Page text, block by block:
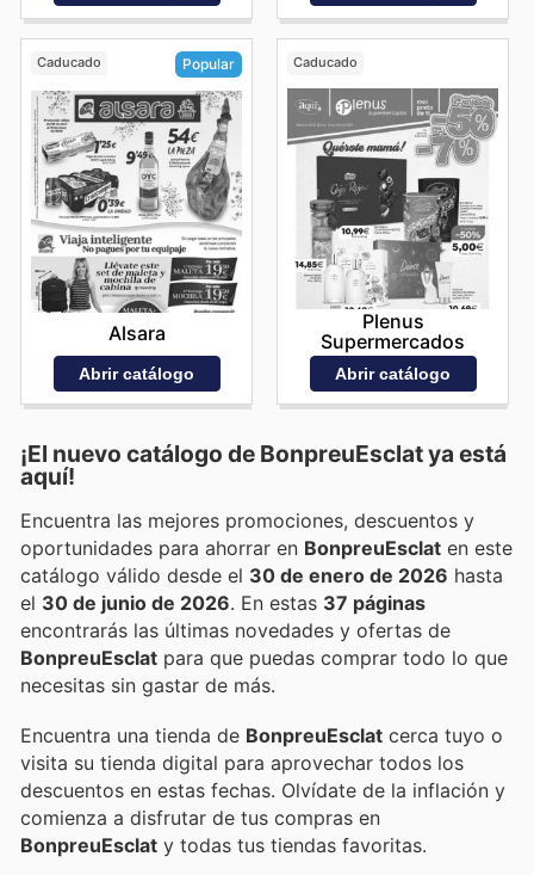
Caducado Popular
Alsara
Abrir catálogo
Caducado
Plenus
Supermercados
Abrir catálogo
¡El nuevo catálogo de BonpreuEsclatya está
aquí!
Encuentra las mejores promociones, descuentos y
oportunidades para ahorrar en BonpreuEsclat en este
catálogo válido desde el 30 de enero de 2026 hasta
el 30 de junio de 2026 . En estas 37 páginas
encontrarás las últimas novedades y ofertas de
BonpreuEsclat para que puedas comprar todo lo que
necesitas sin gastar de más.
Encuentra una tienda de BonpreuEsclat cerca tuyo o
visita su tienda digital para aprovechar todos los
descuentos en estas fechas. Olvídate de la inflación y
comienza a disfrutar de tus compras en
BonpreuEsclat y todas tus tiendas favoritas.